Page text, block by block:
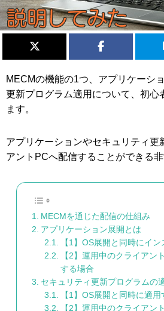
MECMの機能の1つ、アプリケーシ
更新プログラム適用について、初心
ます。
アプリケーションやセキュリティ更
アントPCへ配信することができる
MECMを通じた配信の仕組み
アプリケーション展開とは
【1】OS展開と同時にイ
【2】運用中のクライアン
する場合
セキュリティ更新プログラムの
【1】OS展開と同時に適用
【2】運用中のクライアン